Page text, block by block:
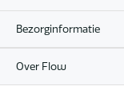
Bezorginformatie
Over Flow